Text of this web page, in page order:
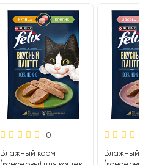
0
Влажный корм
Влажный